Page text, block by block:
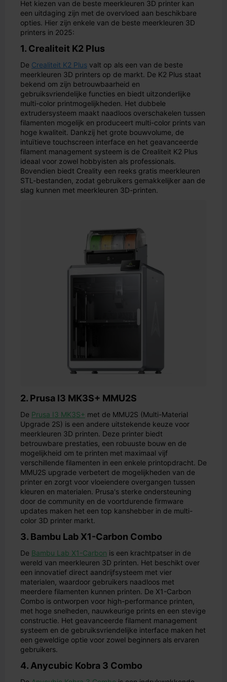
Het kiezen van de beste meerkleuren 3D printer kan
een uitdaging zijn met de overvloed aan beschikbare
opties. Hier zijn enkele van de beste meerkleuren 3D
printers in 2025:
1. Crealiteit K2 Plus
De Crealiteit K2 Plus valt op als een van de beste
meerkleuren 3D printers op de markt. De K2 Plus staat
bekend om zijn betrouwbaarheid en
gebruiksvriendelijke functies en biedt uitzonderlijke
multi-color printmogelijkheden. Het dubbele
extrudersysteem maakt naadloos overschakelen tussen
filamenten mogelijk en produceert multi-color prints van
hoge kwaliteit. Dankzij het grote bouwvolume, de
intuïtieve touchscreen interface en het geavanceerde
filament management systeem is de Crealiteit K2 Plus
ideaal voor zowel hobbyisten als professionals.
Bovendien biedt Creality een reeks gratis meerkleuren
STL-bestanden, zodat gebruikers gemakkelijker aan de
slag kunnen met meerkleuren 3D-printen.
2. Prusa I3 MK3S+ MMU2S
De Prusa I3 MK3S+ met de MMU2S (Multi-Material
Upgrade 2S) is een andere uitstekende keuze voor
meerkleuren 3D printen. Deze printer biedt
betrouwbare prestaties, een robuuste bouw en de
mogelijkheid om te printen met maximaal vijf
verschillende filamenten in een enkele printopdracht. De
MMU2S upgrade verbetert de mogelijkheden van de
printer en zorgt voor vloeiendere overgangen tussen
kleuren en materialen. Prusa's sterke ondersteuning
door de community en de voortdurende firmware
updates maken het een top kanshebber in de multi-
color 3D printer markt.
3. Bambu Lab X1-Carbon Combo
De Bambu Lab X1-Carbon is een krachtpatser in de
wereld van meerkleuren 3D printen. Het beschikt over
een innovatief direct aandrijfsysteem met vier
materialen, waardoor gebruikers naadloos met
meerdere filamenten kunnen printen. De X1-Carbon
Combo is ontworpen voor high-performance printen,
met hoge snelheden, nauwkeurige prints en een stevige
constructie. Het geavanceerde filament management
systeem en de gebruiksvriendelijke interface maken het
een geweldige optie voor zowel beginners als ervaren
gebruikers.
4. Anycubic Kobra 3 Combo